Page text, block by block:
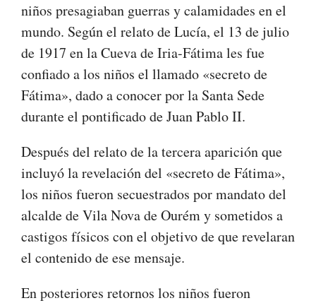
niños presagiaban guerras y calamidades en el
mundo. Según el relato de Lucía, el 13 de julio
de 1917 en la Cueva de Iria-Fátima les fue
confiado a los niños el llamado «secreto de
Fátima», dado a conocer por la Santa Sede
durante el pontificado de Juan Pablo II.
Después del relato de la tercera aparición que
incluyó la revelación del «secreto de Fátima»,
los niños fueron secuestrados por mandato del
alcalde de Vila Nova de Ourém y sometidos a
castigos físicos con el objetivo de que revelaran
el contenido de ese mensaje.
En posteriores retornos los niños fueron